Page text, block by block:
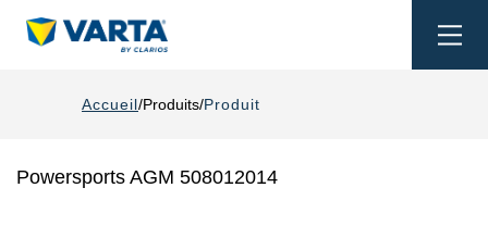
Accueil Produits Produit
Powersports AGM 508012014